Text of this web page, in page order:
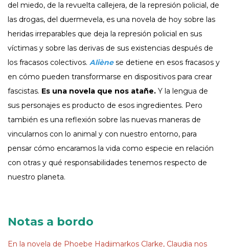
del miedo, de la revuelta callejera, de la represión policial, de
las drogas, del duermevela, es una novela de hoy sobre las
heridas irreparables que deja la represión policial en sus
víctimas y sobre las derivas de sus existencias después de
los fracasos colectivos. Aliènese detiene en esos fracasos y
en cómo pueden transformarse en dispositivos para crear
fascistas. Es una novela que nos atañe. Y la lengua de
sus personajes es producto de esos ingredientes. Pero
también es una reflexión sobre las nuevas maneras de
vincularnos con lo animal y con nuestro entorno, para
pensar cómo encaramos la vida como especie en relación
con otras y qué responsabilidades tenemos respecto de
nuestro planeta.
Notas a bordo
En la novela de Phoebe Hadjimarkos Clarke, Claudia nos